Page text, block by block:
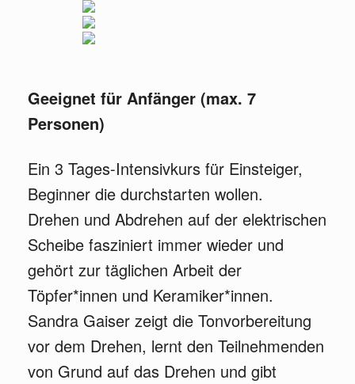
Geeignet für Anfänger (max. 7
Personen)
Ein 3 Tages-Intensivkurs für Einsteiger,
Beginner die durchstarten wollen.
Drehen und Abdrehen auf der elektrischen
Scheibe fasziniert immer wieder und
gehört zur täglichen Arbeit der
Töpfer*innen und Keramiker*innen.
Sandra Gaiser zeigt die Tonvorbereitung
vor dem Drehen, lernt den Teilnehmenden
von Grund auf das Drehen und gibt